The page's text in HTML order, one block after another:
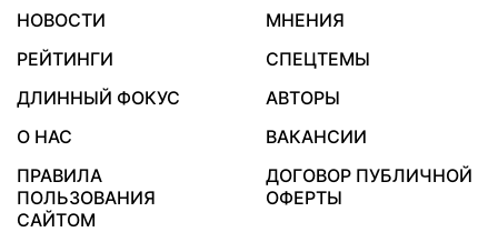
НОВОСТИ
МНЕНИЯ
РЕЙТИНГИ
СПЕЦТЕМЫ
ДЛИННЫЙ ФОКУС
АВТОРЫ
О НАС
ВАКАНСИИ
ПРАВИЛА
ПОЛЬЗОВАНИЯ
САЙТОМ
ДОГОВОР ПУБЛИЧНОЙ
ОФЕРТЫ